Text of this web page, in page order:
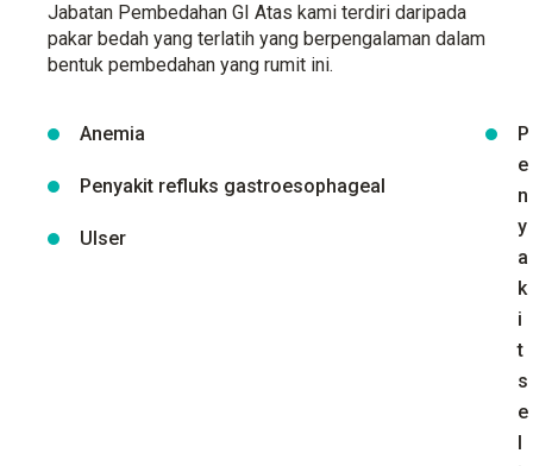
Jabatan Pembedahan GI Atas kami terdiri daripada
pakar bedah yang terlatih yang berpengalaman dalam
bentuk pembedahan yang rumit ini.
Anemia
Penyakit refluks gastroesophageal
Ulser
P
e
n
y
a
k
i
t
s
e
l